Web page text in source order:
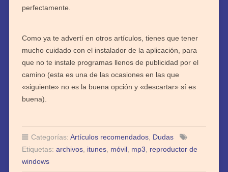
perfectamente.
Como ya te advertí en otros artículos, tienes que tener
mucho cuidado con el instalador de la aplicación, para
que no te instale programas llenos de publicidad por el
camino (esta es una de las ocasiones en las que
«siguiente» no es la buena opción y «descartar» sí es
buena).
Categorías: Artículos recomendados, Dudas
Etiquetas: archivos, itunes, móvil, mp3
reproductor de
windows